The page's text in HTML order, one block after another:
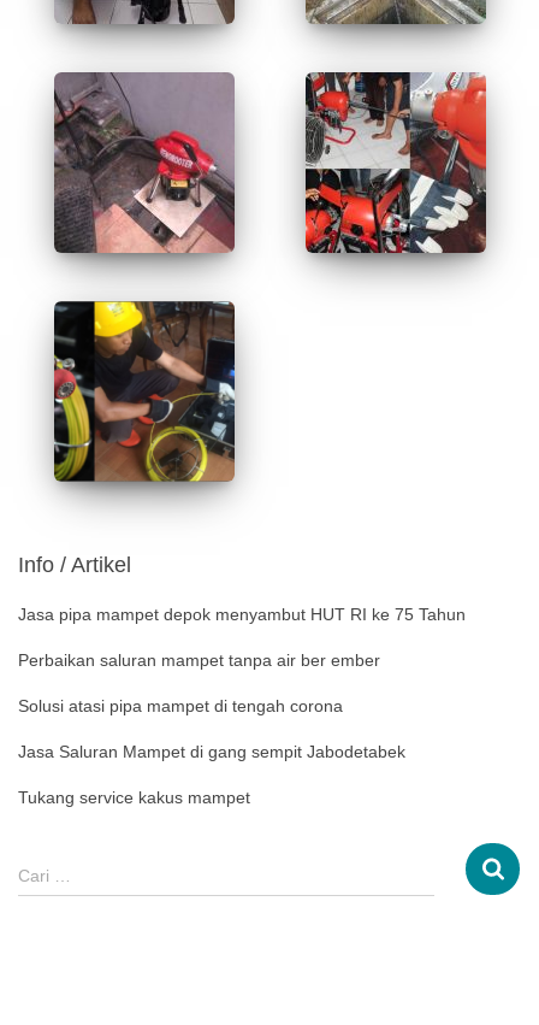
Info / Artikel
Jasa pipa mampet depok menyambut HUT RI ke 75 Tahun
Perbaikan saluran mampet tanpa air ber ember
Solusi atasi pipa mampet di tengah corona
Jasa Saluran Mampet di gang sempit Jabodetabek
Tukang service kakus mampet
Cari …